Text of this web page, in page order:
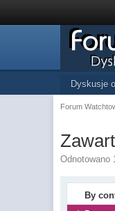
Dyskusje
Forum
Odnotowano
By